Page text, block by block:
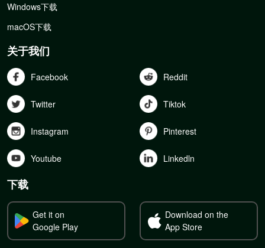
Windows下载
macOS下载
关于我们
Facebook Reddit
Twitter Tiktok
Instagram Pinterest
Youtube Linkedln
下载
Get it on
Google Play
Download on the
App Store